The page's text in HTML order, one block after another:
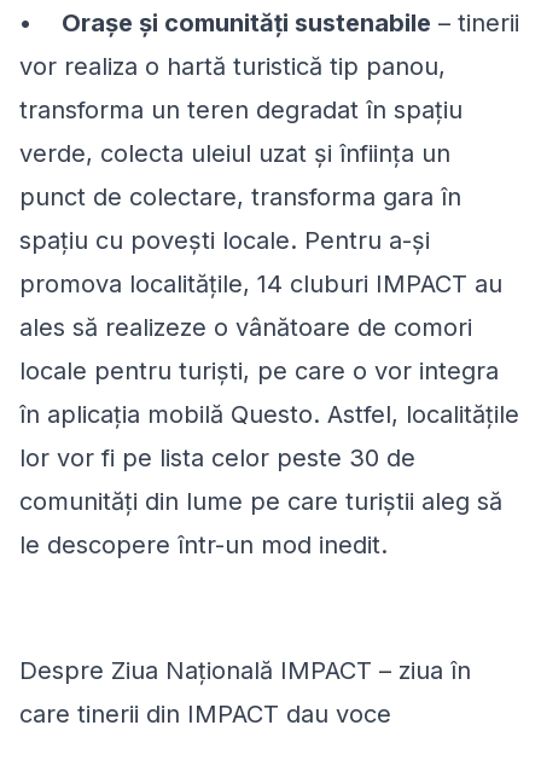
• Orașe și comunități sustenabile – tinerii
vor realiza o hartă turistică tip panou,
transforma un teren degradat în spațiu
verde, colecta uleiul uzat și înființa un
punct de colectare, transforma gara în
spațiu cu povești locale. Pentru a-și
promova localitățile, 14 cluburi IMPACT au
ales să realizeze o vânătoare de comori
locale pentru turiști, pe care o vor integra
în aplicația mobilă Questo. Astfel, localitățile
lor vor fi pe lista celor peste 30 de
comunități din lume pe care turiștii aleg să
le descopere într-un mod inedit.
Despre Ziua Națională IMPACT – ziua în
care tinerii din IMPACT dau voce